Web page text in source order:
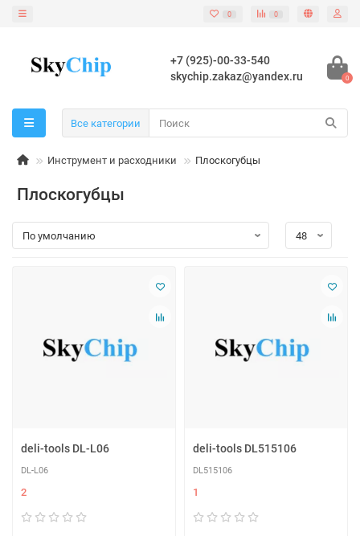
0 0
+7 (925)-00-33-540
skychip.zakaz@yandex.ru
0
Все категории
Инструмент и расходники Плоскогубцы
Плоскогубцы
deli-tools DL-L06
DL-L06
2
deli-tools DL515106
DL515106
1